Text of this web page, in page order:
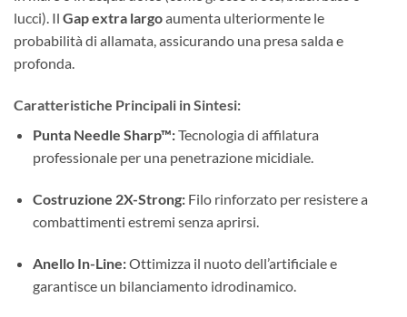
lucci). Il Gap extra largoaumenta ulteriormente le
probabilità di allamata, assicurando una presa salda e
profonda.
Caratteristiche Principali in Sintesi:
Punta Needle Sharp™:Tecnologia di affilatura
professionale per una penetrazione micidiale.
Costruzione 2X-Strong:Filo rinforzato per resistere a
combattimenti estremi senza aprirsi.
Anello In-Line:Ottimizza il nuoto dell’artificiale e
garantisce un bilanciamento idrodinamico.